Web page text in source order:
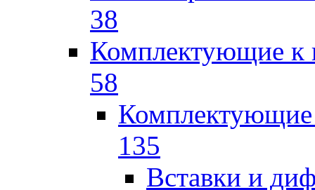
38
Комплектующие к
58
135
Вставки и